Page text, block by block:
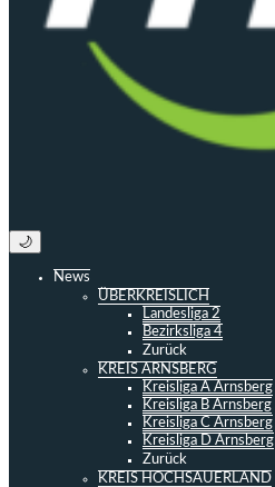
🌙
News
ÜBERKREISLICH
Landesliga 2
Bezirksliga 4
Zurück
KREIS ARNSBERG
Kreisliga A Arnsberg
Kreisliga B Arnsberg
Kreisliga C Arnsberg
Kreisliga D Arnsberg
Zurück
KREIS HOCHSAUERLAND